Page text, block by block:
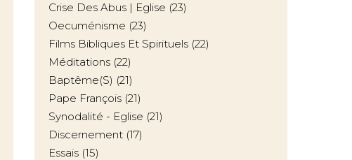
Crise Des Abus | Eglise (23)
Oecuménisme (23)
Films Bibliques Et Spirituels (22)
Méditations (22)
Baptême(s) (21)
Pape François (21)
Synodalité - Eglise (21)
Discernement (17)
Essais (15)